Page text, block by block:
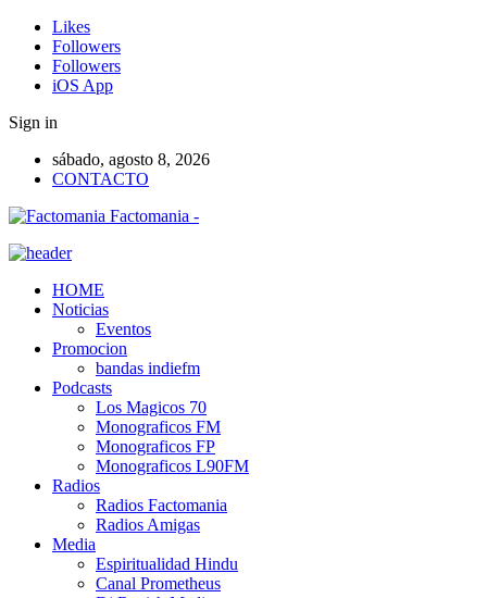
Likes
Followers
Followers
iOS App
Sign in
sábado, agosto 8, 2026
CONTACTO
Factomania -
HOME
Noticias
Eventos
Promocion
bandas indiefm
Podcasts
Los Magicos 70
Monograficos FM
Monograficos FP
Monograficos L90FM
Radios
Radios Factomania
Radios Amigas
Media
Espiritualidad Hindu
Canal Prometheus